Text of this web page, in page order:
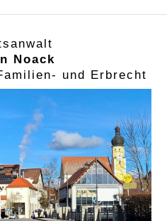
Noack
und Erbrecht